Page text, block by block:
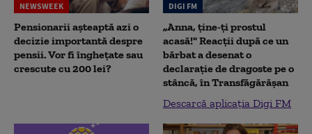
NEWSWEEK
Pensionarii așteaptă azi o
decizie importantă despre
pensii. Vor fi înghețate sau
crescute cu 200 lei?
DIGI FM
„Anna, ţine-ţi prostul
acasă!" Reacţii după ce un
bărbat a desenat o
declaraţie de dragoste pe o
stâncă, în Transfăgărăşan
Descarcă aplicația Digi FM